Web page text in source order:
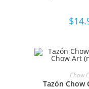
$
Chow
Tazón Chow